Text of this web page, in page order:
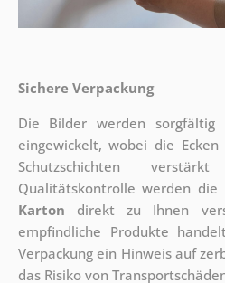
Sichere Verpackung
Die Bilder werden sorgfältig
eingewickelt, wobei die
Schutzschichten
Qualitätskontrolle werden
Karton direkt zu Ihnen
empfindliche Produkte
Verpackung ein Hinweis auf
das Risiko von